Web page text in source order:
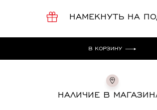
НАМЕКНУТЬ НА
В КОРЗИНУ
НАЛИЧИЕ В